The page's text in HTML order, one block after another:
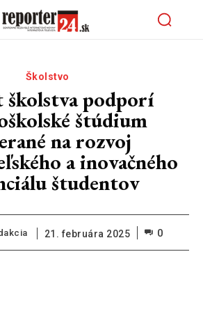
Školstvo
školstva podporí
štúdium
na rozvoj
a inovačného
študentov
21. februára 2025 0